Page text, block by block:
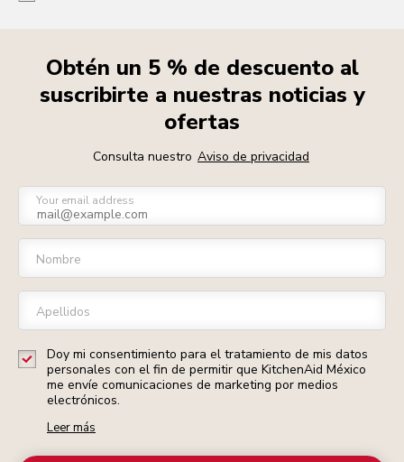
Obtén un 5 % de descuento al
suscribirte a nuestras noticias y
ofertas
Consulta nuestro Aviso de privacidad
Your email address
Nombre
Apellidos
Doy mi consentimiento para el tratamiento de mis datos
personales con el fin de permitir que KitchenAid México
me envíe comunicaciones de marketing por medios
electrónicos.
Leer más